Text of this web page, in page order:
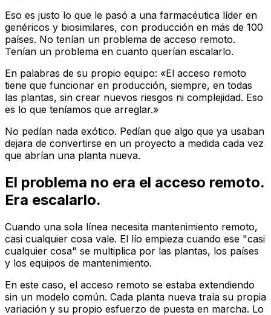
Eso es justo lo que le pasó a una farmacéutica líder en
genéricos y biosimilares, con producción en más de 100
países. No tenían un problema de acceso remoto.
Tenían un problema en cuanto querían escalarlo.
En palabras de su propio equipo: «El acceso remoto
tiene que funcionar en producción, siempre, en todas
las plantas, sin crear nuevos riesgos ni complejidad. Eso
es lo que teníamos que arreglar.»
No pedían nada exótico. Pedían que algo que ya usaban
dejara de convertirse en un proyecto a medida cada vez
que abrían una planta nueva.
El problema no era el acceso remoto.
Era escalarlo.
Cuando una sola línea necesita mantenimiento remoto,
casi cualquier cosa vale. El lío empieza cuando ese "casi
cualquier cosa" se multiplica por las plantas, los países
y los equipos de mantenimiento.
En este caso, el acceso remoto se estaba extendiendo
sin un modelo común. Cada planta nueva traía su propia
variación y su propio esfuerzo de puesta en marcha. Lo